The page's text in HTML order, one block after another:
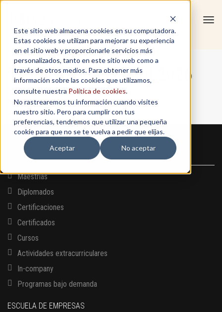
Este sitio web almacena cookies en su computadora.
Estas cookies se utilizan para mejorar su experiencia
en el sitio web y proporcionarle servicios más
personalizados, tanto en este sitio web como a
través de otros medios. Para obtener más
información sobre las cookies que utilizamos,
consulte nuestra Política de cookies.
No rastrearemos tu información cuando visites
nuestro sitio. Pero para cumplir con tus
preferencias, tendremos que utilizar una pequeña
cookie para que no se te vuelva a pedir que elijas.
Aceptar
No aceptar
Masterclass abril 2026
Home / Masterclass abril 2026
PROGRAMAS
Maestrías
Diplomados
Certificaciones
Certificados
Cursos
Actividades extracurriculares
In-company
Programas bajo demanda
ESCUELA DE EMPRESAS